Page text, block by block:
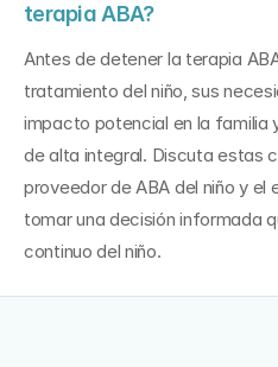
terapia ABA?
Antes de detener la terapia
tratamiento del niño, sus
impacto potencial en la familia
de alta integral. Discuta estas
proveedor de ABA del niño y el
tomar una decisión informada
continuo del niño.